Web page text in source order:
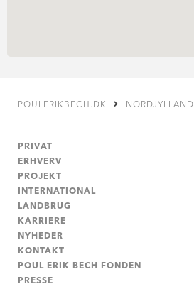
POULERIKBECH.DK NORDJYLLAND
PRIVAT
ERHVERV
PROJEKT
INTERNATIONAL
LANDBRUG
KARRIERE
NYHEDER
KONTAKT
POUL ERIK BECH FONDEN
PRESSE